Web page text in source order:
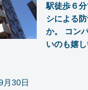
駅徒歩６
シによる
か。 コン
いのも嬉
30日